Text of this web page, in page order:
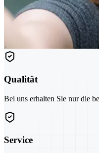
Qualität
Bei uns erhalten Sie nur die
Service